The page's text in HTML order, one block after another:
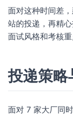
面对这种时间差
站的投递，再精
面试风格和考核
投递策略
面对 7 家大厂同